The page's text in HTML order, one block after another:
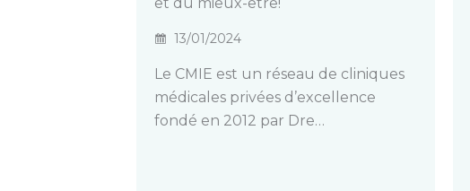
13/01/2024
Le CMIE est un réseau de cliniques
médicales privées d’excellence
fondé en 2012 par Dre…